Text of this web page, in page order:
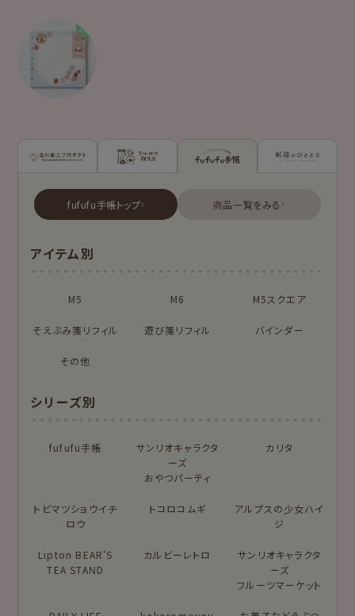
古川紙工プロダクトトップ 新着商品一覧を見る
シリーズ別
お菓子などうぶつ
MONCHHICHI
chocolog
もっと見る
アイテム別
そえぶみ箋 遊び箋
おりがみ小箱
ニコイチmemo
チョキチョキペーパ
フルカワ雑貨店トップ 新着商品一覧をみる
はんこ
布物 文具・雑貨
雑貨類
シリーズで探す
フルカワはんこの商品を見る スタンプパッドの商品を見る
fufufu手帳トップ 商品一覧をみる
アイテム別
M5 M6 M5スクエア
そえぶみ箋リフィル 遊び箋リフィル バインダー
その他
シリーズ別
fufufu手帳
サンリオキャラクタ
ーズ
おやつパーティ
カリタ
トビマツショウイチ
ロウ
トコロコムギ
アルプスの少女ハイ
ジ
Lipton BEAR'S
TEA STAND
カルビーレトロ
サンリオキャラクタ
ーズ
フルーツマーケット